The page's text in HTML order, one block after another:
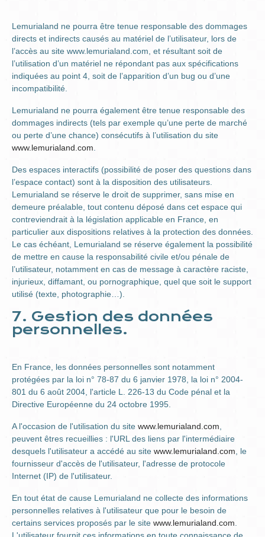
Lemurialand ne pourra être tenue responsable des dommages
directs et indirects causés au matériel de l’utilisateur, lors de
l’accès au site www.lemurialand.com, et résultant soit de
l’utilisation d’un matériel ne répondant pas aux spécifications
indiquées au point 4, soit de l’apparition d’un bug ou d’une
incompatibilité.
Lemurialand ne pourra également être tenue responsable des
dommages indirects (tels par exemple qu’une perte de marché
ou perte d’une chance) consécutifs à l’utilisation du site
www.lemurialand.com
Des espaces interactifs (possibilité de poser des questions dans
l’espace contact) sont à la disposition des utilisateurs.
Lemurialand se réserve le droit de supprimer, sans mise en
demeure préalable, tout contenu déposé dans cet espace qui
contreviendrait à la législation applicable en France, en
particulier aux dispositions relatives à la protection des données.
Le cas échéant, Lemurialand se réserve également la possibilité
de mettre en cause la responsabilité civile et/ou pénale de
l’utilisateur, notamment en cas de message à caractère raciste,
injurieux, diffamant, ou pornographique, quel que soit le support
utilisé (texte, photographie…).
7. Gestion des données
personnelles.
En France, les données personnelles sont notamment
protégées par la loi n° 78-87 du 6 janvier 1978, la loi n° 2004-
801 du 6 août 2004, l'article L. 226-13 du Code pénal et la
Directive Européenne du 24 octobre 1995.
A l'occasion de l'utilisation du site www.lemurialand.com
peuvent êtres recueillies : l'URL des liens par l'intermédiaire
desquels l'utilisateur a accédé au site www.lemurialand.com , le
fournisseur d'accès de l'utilisateur, l'adresse de protocole
Internet (IP) de l'utilisateur.
En tout état de cause Lemurialand ne collecte des informations
personnelles relatives à l'utilisateur que pour le besoin de
certains services proposés par le site www.lemurialand.com